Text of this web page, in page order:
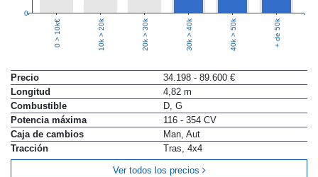
0
0 > 10k€ 10k > 20k 20k > 30k 30k > 40k 40k > 50k + de 50k
Precio
34.198 - 89.600 €
Longitud
4,82 m
Combustible
D, G
Potencia máxima
116 - 354 CV
Caja de cambios
Man, Aut
Tracción
Tras, 4x4
Ver todos los precios